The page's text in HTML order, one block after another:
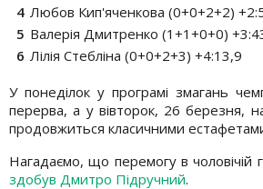
Любов Кип'яченкова (0+0+2+2)
Валерія Дмитренко (1+1+0+0)
Лілія Стебліна (0+0+2+3) +4:13,9
У понеділок у програмі змагань
перерва, а у вівторок, 26 березня,
продовжиться класичними
Нагадаємо, що перемогу в чоловічій
здобув Дмитро Підручний.